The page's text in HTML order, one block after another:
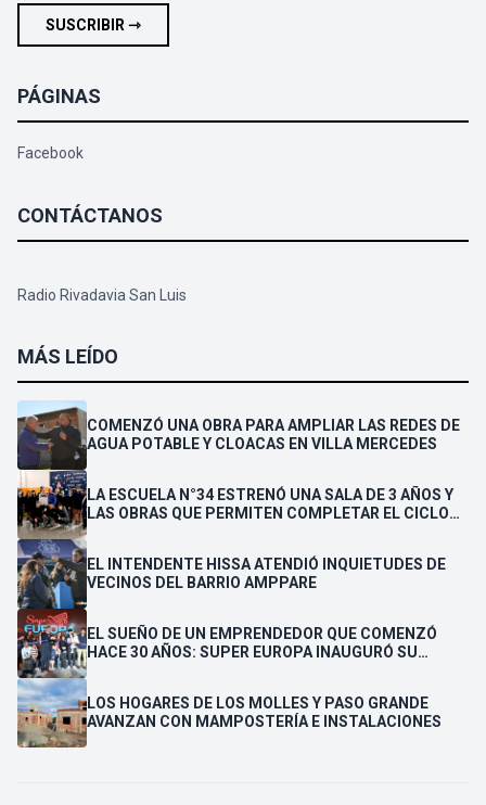
SUSCRIBIR ⇾
PÁGINAS
Facebook
CONTÁCTANOS
Radio Rivadavia San Luis
MÁS LEÍDO
COMENZÓ UNA OBRA PARA AMPLIAR LAS REDES DE
AGUA POTABLE Y CLOACAS EN VILLA MERCEDES
LA ESCUELA N°34 ESTRENÓ UNA SALA DE 3 AÑOS Y
LAS OBRAS QUE PERMITEN COMPLETAR EL CICLO
EL INTENDENTE HISSA ATENDIÓ INQUIETUDES DE
VECINOS DEL BARRIO AMPPARE
EL SUEÑO DE UN EMPRENDEDOR QUE COMENZÓ
HACE 30 AÑOS: SUPER EUROPA INAUGURÓ SU
LOS HOGARES DE LOS MOLLES Y PASO GRANDE
AVANZAN CON MAMPOSTERÍA E INSTALACIONES